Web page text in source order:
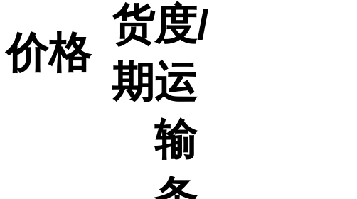
价格
货
期
度/
运
输